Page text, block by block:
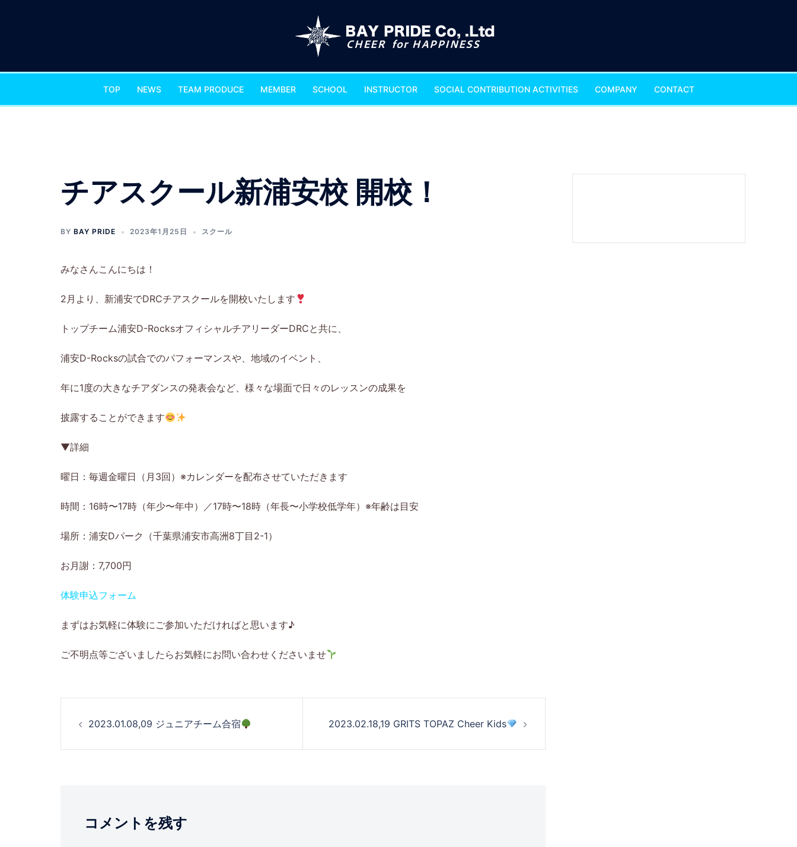
ツ
TOP NEWS TEAM PRODUCE MEMBER SCHOOL INSTRUCTOR SOCIAL CONTRIBUTION ACTIVITIES COMPANY CONTACT
チアスクール新浦安校 開校！
BY BAY PRIDE 2023年1月25日 スクール
みなさんこんにちは！
2月より、新浦安でDRCチアスクールを開校いたします
トップチーム浦安D-RocksオフィシャルチアリーダーDRCと共に、
浦安D-Rocksの試合でのパフォーマンスや、地域のイベント、
年に1度の大きなチアダンスの発表会など、様々な場面で日々のレッスンの成果を
披露することができます
▼詳細
曜日：毎週金曜日（月3回）※カレンダーを配布させていただきます
時間：16時〜17時（年少〜年中）／17時〜18時（年長〜小学校低学年）※年齢は目安
場所：浦安Dパーク（千葉県浦安市高洲8丁目2-1）
お月謝：7,700円
体験申込フォーム
まずはお気軽に体験にご参加いただければと思います♪
ご不明点等ございましたらお気軽にお問い合わせくださいませ
稿
2023.01.08,09 ジュニアチーム合宿 2023.02.18,19 GRITS TOPAZ Cheer Kids
コメントを残す